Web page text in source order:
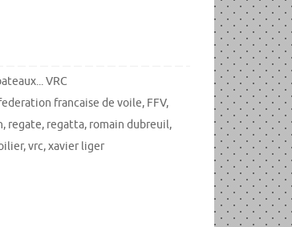
VRC
francaise de voile, FFV,
, regate, regatta, romain dubreuil,
,vrc,xavier liger